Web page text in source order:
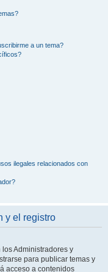
a un tema?
ilegales relacionados con
y el registro
Administradores y
para publicar temas y
acceso a contenidos